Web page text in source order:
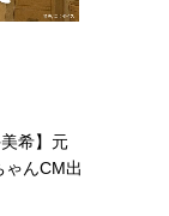
希】元
ゃんCM出